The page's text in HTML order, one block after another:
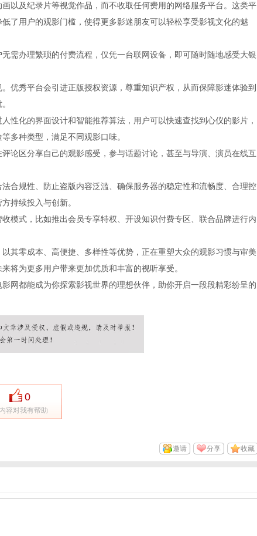
以及纪录片等视觉作品，而不收取任何费用的网络服务平台。这类平
了用户的观影门槛，使得更多影迷朋友可以轻松享受影视文化的魅
需办理繁琐的付费流程，仅凭一台联网设备，即可随时随地感受大银
优秀平台会引进正版授权资源，尊重知识产权，从而保障影迷体验到
性化的界面设计和智能推荐算法，用户可以快速查找到心仪的影片，
多种类型，满足不同观影口味。
论区分享自己的观影感受，参与话题讨论，甚至与导演、演员在线互
合规性、防止盗版内容泛滥、确保服务器的稳定性和流畅度、合理控
持续投入与创新。
模式，比如推出会员专享特权、开设知识付费专区、联合品牌进行内
其零成本、高便捷、多样性等优势，正在重塑大众的观影习惯与审美
将为更多用户带来更加优质和丰富的视听享受。
网都能成为你探索影视世界的理想伙伴，助你开启一段段精彩纷呈的
0
容对我有帮助
收藏
分享
邀请